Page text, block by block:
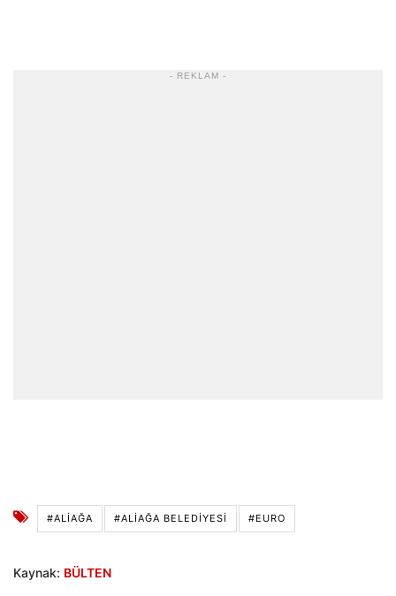
- REKLAM -
#ALIAĞA #ALIAĞA BELEDIYESI #EURO
Kaynak: BÜLTEN